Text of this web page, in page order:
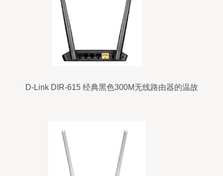
D-Link DIR-615 经典黑色300M无线路由器的温故